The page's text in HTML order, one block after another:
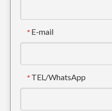
* E-mail
* TEL/WhatsApp